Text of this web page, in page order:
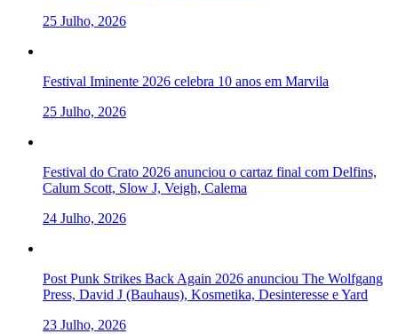
25 Julho, 2026
Festival Iminente 2026 celebra 10 anos em Marvila
25 Julho, 2026
Festival do Crato 2026 anunciou o cartaz final com Delfins,
Calum Scott, Slow J, Veigh, Calema
24 Julho, 2026
Post Punk Strikes Back Again 2026 anunciou The Wolfgang
Press, David J (Bauhaus), Kosmetika, Desinteresse e Yard
23 Julho, 2026